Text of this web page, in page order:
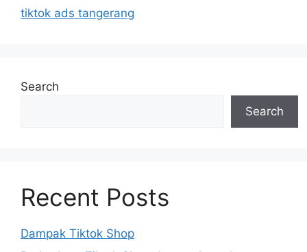
tiktok ads tangerang
Search
Search
Recent Posts
Dampak Tiktok Shop